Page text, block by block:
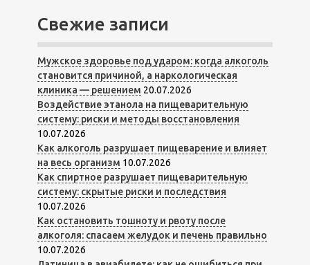
Свежие записи
Мужское здоровье под ударом: когда алкоголь
становится причиной, а наркологическая
клиника — решением 20.07.2026
Воздействие этанола на пищеварительную
систему: риски и методы восстановления
10.07.2026
Как алкоголь разрушает пищеварение и влияет
на весь организм 10.07.2026
Как спиртное разрушает пищеварительную
систему: скрытые риски и последствия
10.07.2026
Как остановить тошноту и рвоту после
алкоголя: спасаем желудок и печень правильно
10.07.2026